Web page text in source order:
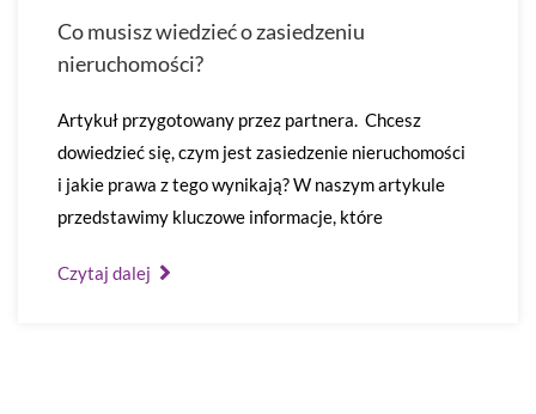
Co musisz wiedzieć o zasiedzeniu
nieruchomości?
Artykuł przygotowany przez partnera. Chcesz
dowiedzieć się, czym jest zasiedzenie nieruchomości
i jakie prawa z tego wynikają? W naszym artykule
przedstawimy kluczowe informacje, które
Czytaj dalej